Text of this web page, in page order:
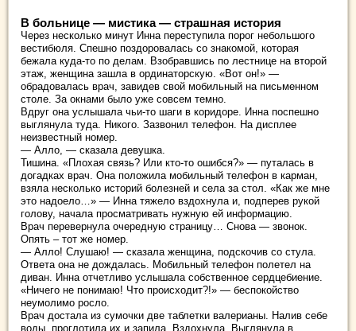
В больнице — мистика — страшная история
Через несколько минут Инна переступила порог небольшого
вестибюля. Спешно поздоровалась со знакомой, которая
бежала куда-то по делам. Взобравшись по лестнице на второй
этаж, женщина зашла в ординаторскую. «Вот он!» —
обрадовалась врач, завидев свой мобильный на письменном
столе. За окнами было уже совсем темно.
Вдруг она услышала чьи-то шаги в коридоре. Инна поспешно
выглянула туда. Никого. Зазвонил телефон. На дисплее
неизвестный номер.
— Алло, — сказала девушка.
Тишина. «Плохая связь? Или кто-то ошибся?» — путалась в
догадках врач. Она положила мобильный телефон в карман,
взяла несколько историй болезней и села за стол. «Как же мне
это надоело…» — Инна тяжело вздохнула и, подперев рукой
голову, начала просматривать нужную ей информацию.
Врач перевернула очередную страницу… Снова — звонок.
Опять – тот же номер.
— Алло! Слушаю! — сказала женщина, подскочив со стула.
Ответа она не дождалась. Мобильный телефон полетел на
диван. Инна отчетливо услышала собственное сердцебиение.
«Ничего не понимаю! Что происходит?!» — беспокойство
неумолимо росло.
Врач достала из сумочки две таблетки валерианы. Налив себе
воды, проглотила их и запила. Вздохнула. Выглянула в